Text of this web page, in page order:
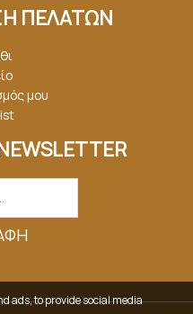
ΠΕΛΑΤΩΝ
μου
ads, to provide social media